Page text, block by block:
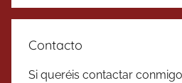
Contacto
Si queréis contactar